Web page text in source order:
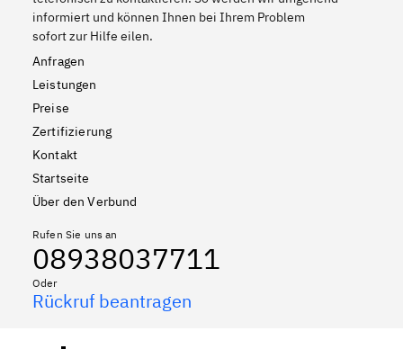
informiert und können Ihnen bei Ihrem Problem
sofort zur Hilfe eilen.
Anfragen
Leistungen
Preise
Zertifizierung
Kontakt
Startseite
Über den Verbund
Rufen Sie uns an
08938037711
Oder
Rückruf beantragen